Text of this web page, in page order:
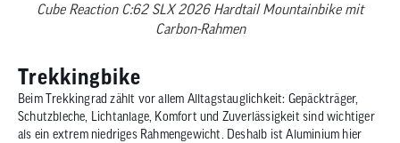
Cube Reaction C:62 SLX 2026 Hardtail Mountainbike mit
Carbon-Rahmen
Trekkingbike
Beim Trekkingrad zählt vor allem Alltagstauglichkeit: Gepäckträger,
Schutzbleche, Lichtanlage, Komfort und Zuverlässigkeit sind wichtiger
als ein extrem niedriges Rahmengewicht. Deshalb ist Aluminium hier